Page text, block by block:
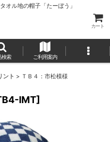
オル地の帽子「たーぼう」
カート
検索 ご利用案内
ント > ＴＢ４：市松模様
IMT]